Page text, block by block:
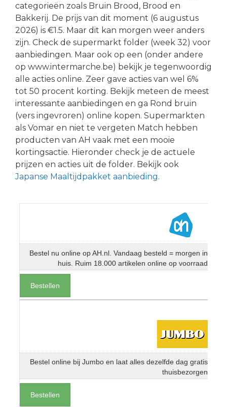
categorieën zoals Bruin Brood, Brood en
Bakkerij. De prijs van dit moment (6 augustus
2026) is €1.5. Maar dit kan morgen weer anders
zijn. Check de supermarkt folder (week 32) voor
aanbiedingen. Maar ook op een (onder andere
op www.intermarche.be) bekijk je tegenwoordig
alle acties online. Zeer gave acties van wel 6%
tot 50 procent korting. Bekijk meteen de meest
interessante aanbiedingen en ga Rond bruin
(vers ingevroren) online kopen. Supermarkten
als Vomar en niet te vergeten Match hebben
producten van AH vaak met een mooie
kortingsactie. Hieronder check je de actuele
prijzen en acties uit de folder. Bekijk ook
Japanse Maaltijdpakket aanbieding.
Bestel nu online op AH.nl. Vandaag besteld = morgen in
huis. Ruim 18.000 artikelen online op voorraad
Bestellen
Bestel online bij Jumbo en laat alles dezelfde dag gratis
thuisbezorgen
Bestellen